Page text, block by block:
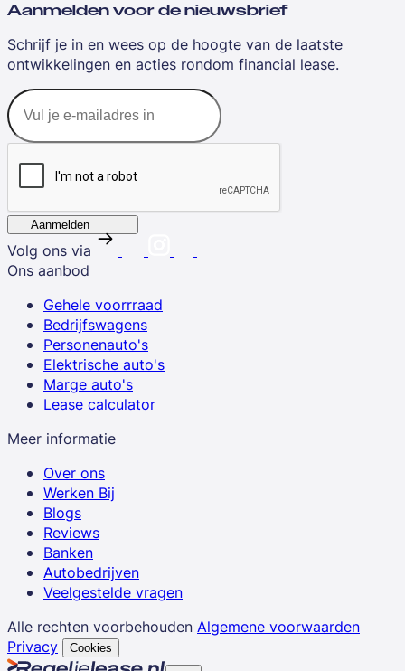
Aanmelden voor de nieuwsbrief
Schrijf je in en wees op de hoogte van de laatste
ontwikkelingen en acties rondom financial lease.
Aanmelden
Volg ons via
Ons aanbod
Gehele voorrraad
Bedrijfswagens
Personenauto's
Elektrische auto's
Marge auto's
Lease calculator
Meer informatie
Over ons
Werken Bij
Blogs
Reviews
Banken
Autobedrijven
Veelgestelde vragen
Alle rechten voorbehouden Algemene voorwaarden
Privacy
Cookies